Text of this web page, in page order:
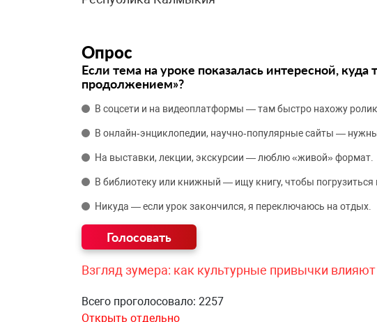
Опрос
Если тема на уроке показалась интересной,
продолжением»?
В соцсети и на видеоплатформы — там быстро нахожу
В онлайн‑энциклопедии, научно‑популярные сайты —
На выставки, лекции, экскурсии — люблю «живой» формат.
В библиотеку или книжный — ищу книгу, чтобы погрузиться
Никуда — если урок закончился, я переключаюсь на отдых.
Взгляд зумера: как культурные привычки
Всего проголосовало: 2257
Открыть отдельно